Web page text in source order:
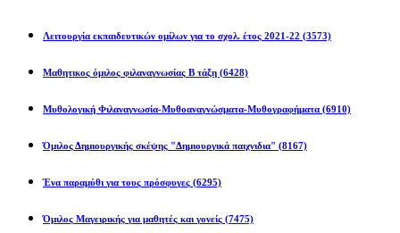
Λειτουργία εκπαιδευτικών ομίλων για το σχολ. έτος 2021-22 (3573)
Μαθητικος όμιλος φιλαναγνωσίας Β τάξη (6428)
Μυθολογική Φιλαναγνωσία-Μυθοαναγνώσματα-Μυθογραφήματα (6910)
Όμιλος Δημιουργικής σκέψης "Δημιουργικά παιχνιδια" (8167)
Ένα παραμύθι για τους πρόσφυγες (6295)
Όμιλος Μαγειρικής για μαθητές και γονείς (7475)